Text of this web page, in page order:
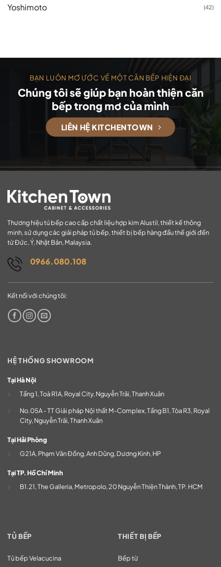
Yoshimoto (42)
BẠN LUÔN MƠ ƯỚC VỀ MỘT CĂN BẾP HIỆN ĐẠI
Chúng tôi sẽ giúp bạn hoàn thiện căn
bếp trong mơ của mình
LIÊN HỆ KITCHENTOWN
Thương hiệu tủ bếp cao cấp chất liệu hợp kim Alustil, thiết kế thông
minh, sử dụng các giải pháp tủ bếp, thiết bị bếp hàng đầu thế giới đến
từ Đức, Ý, Nhật Bản, Malaysia.
0966.080.108
Kết nối với chúng tôi:
HỆ THỐNG SHOWROOM
Tại Hà Nội
Tầng 1, Toà R1A, Royal City, Nguyễn Trãi, Thanh Xuân
No.05A - TT Giải pháp Nội thất M-Complex, Tầng B1, Tòa R3, Royal
City, Nguyễn Trãi, Thanh Xuân
Tại Hải Phòng
G21A, Phạm Văn Đồng, Anh Dũng, Dương Kinh, HP
Tại TP. Hồ Chí Minh
B1.21, The Galleria, Metropolo, 20 Nguyễn Thiện Thành, TP. HCM
TỦ BẾP
Tủ bếp Velacucina
THIẾT BỊ BẾP
Bếp từ